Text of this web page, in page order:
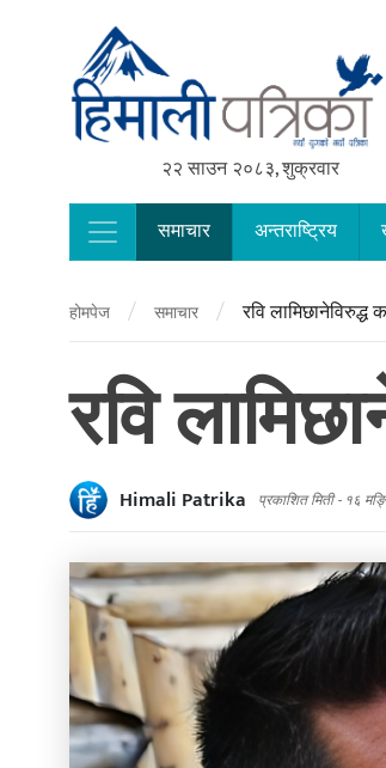
२२ साउन २०८३, शुक्रवार
Main Navigation
समाचार अन्तराष्ट्रिय
होमपेज / समाचार / रवि
रवि
Himali Patrika प्रकाशित मिती - १६